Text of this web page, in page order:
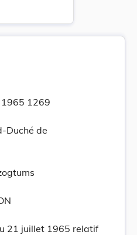
1965 1269
Duché de
21 juillet 1965 relatif